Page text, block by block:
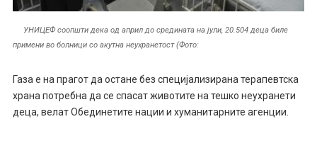
УНИЦЕФ соопшти дека од април до средината на јули, 20.504 деца биле
примени во болници со акутна неухранетост (Фото:
Газа е на прагот да остане без специјализирана терапевтска
храна потребна да се спасат животите на тешко неухранети
деца, велат Обединетите нации и хуманитарните агенции.